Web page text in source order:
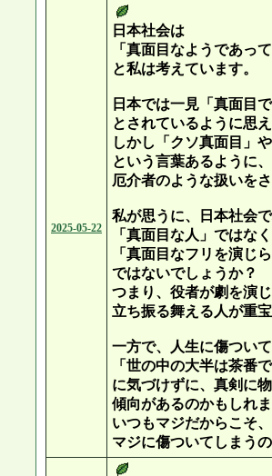
2025-05-22
日本社会は
「真面目なようであっ
と私は考えています。
日本では一見「真面目
とされているように思
しかし「クソ真面目」
という言葉あるように
厄介者のような扱いを
私が思うに、日本社会
「真面目な人」ではなく
「真面目なフリを演じ
ではないでしょうか？
つまり、役者が劇を演
立ち振る舞える人が重
一方で、人生に傷つい
「世の中の大半は茶番
に気づけずに、真剣に
傾向があるのかもしれ
いつもマジだからこそ、
マジに傷ついてしまう